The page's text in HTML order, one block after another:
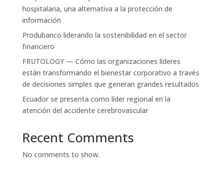
hospitalaria, una alternativa a la protección de
información
Produbanco liderando la sostenibilidad en el sector
financiero
FRUTOLOGY — Cómo las organizaciones líderes
están transformando el bienestar corporativo a través
de decisiones simples que generan grandes resultados
Ecuador se presenta como líder regional en la
atención del accidente cerebrovascular
Recent Comments
No comments to show.